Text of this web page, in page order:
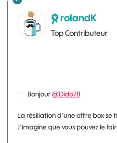
rolandK
Top Contributeur
Bonjour@Dido78
La résiliation d'une offre box se
J'imagine que vous pouvez le